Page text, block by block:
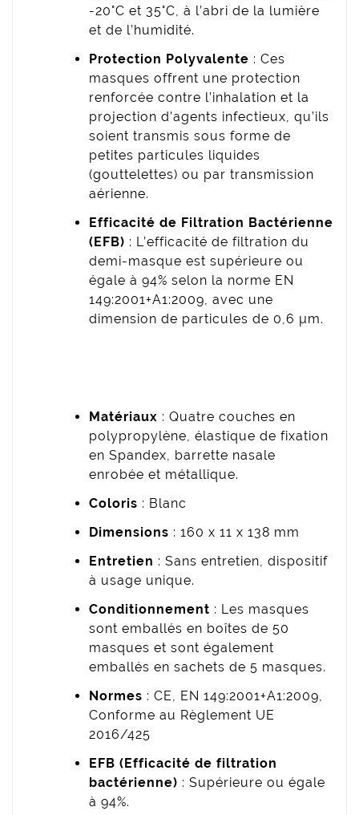
-20°C et 35°C, à l’abri de la lumière
et de l’humidité.
Protection Polyvalente : Ces
masques offrent une protection
renforcée contre l’inhalation et la
projection d’agents infectieux, qu’ils
soient transmis sous forme de
petites particules liquides
(gouttelettes) ou par transmission
aérienne.
Efficacité de Filtration Bactérienne
(EFB) : L’efficacité de filtration du
demi-masque est supérieure ou
égale à 94% selon la norme EN
149:2001+A1:2009, avec une
dimension de particules de 0,6 µm.
Matériaux : Quatre couches en
polypropylène, élastique de fixation
en Spandex, barrette nasale
enrobée et métallique.
Coloris : Blanc
Dimensions : 160 x 11 x 138 mm
Entretien : Sans entretien, dispositif
à usage unique.
Conditionnement : Les masques
sont emballés en boîtes de 50
masques et sont également
emballés en sachets de 5 masques.
Normes : CE, EN 149:2001+A1:2009,
Conforme au Règlement UE
2016/425
EFB (Efficacité de filtration
bactérienne) : Supérieure ou égale
à 94%.